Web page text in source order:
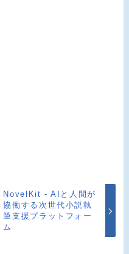
NovelKit - AIと人間が
協働する次世代小説執
筆支援プラットフォー
ム